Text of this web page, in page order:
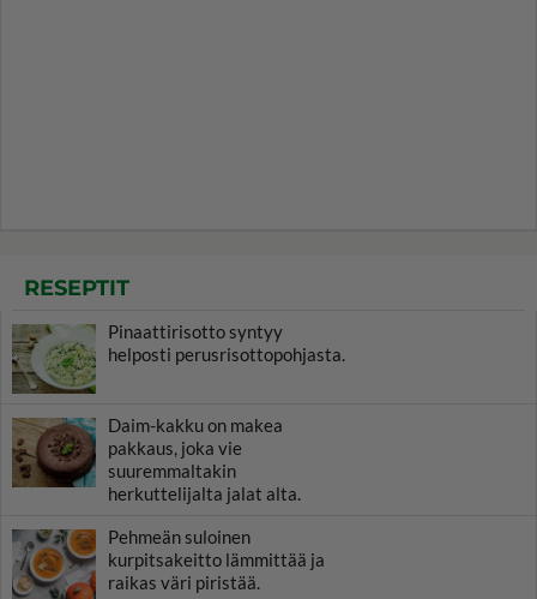
RESEPTIT
Pinaattirisotto syntyy
helposti perusrisottopohjasta.
Daim-kakku on makea
pakkaus, joka vie
suuremmaltakin
herkuttelijalta jalat alta.
Pehmeän suloinen
kurpitsakeitto lämmittää ja
raikas väri piristää.